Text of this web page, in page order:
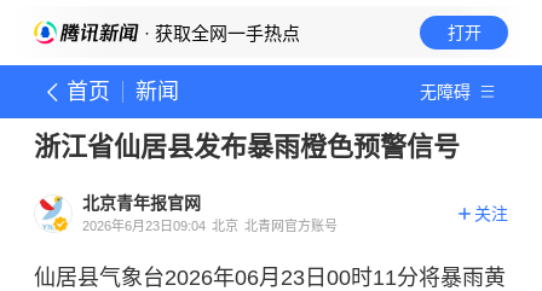
· 获取全网一手热点 打开
首页 新闻 无障碍
浙江省仙居县发布暴雨橙色预警信号
北京青年报官网
2026年6月23日09:04 北京 北青网官方账号
关注
仙居县气象台2026年06月23日00时11分将暴雨黄